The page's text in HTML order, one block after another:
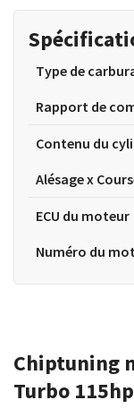
Type de
Rapport de
Contenu du
Alésage x
ECU du moteur
Numéro du
Chiptuning
Turbo 115hp